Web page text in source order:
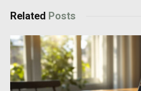
Related Posts